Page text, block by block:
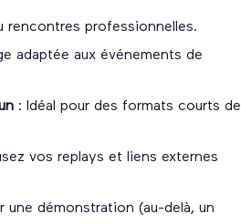
professionnelles.
adaptée aux événements de
: Idéal pour des formats courts de
vos replays et liens externes
une démonstration (au-delà, un